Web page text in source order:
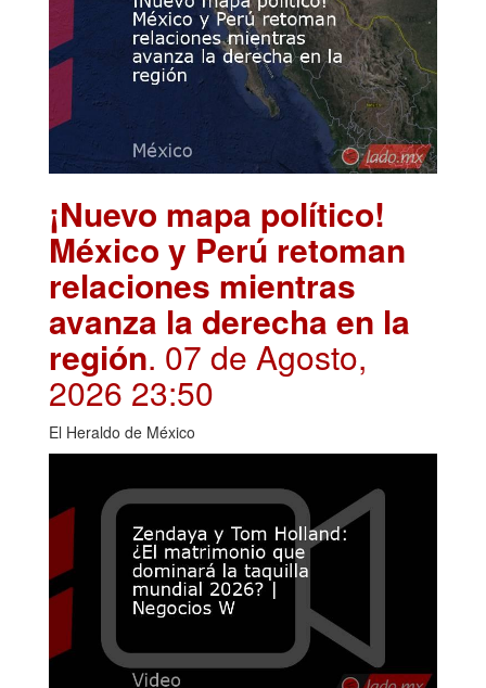
¡Nuevo mapa político!
México y Perú retoman
relaciones mientras
avanza la derecha en la
región. 07 de Agosto,
2026 23:50
El Heraldo de México